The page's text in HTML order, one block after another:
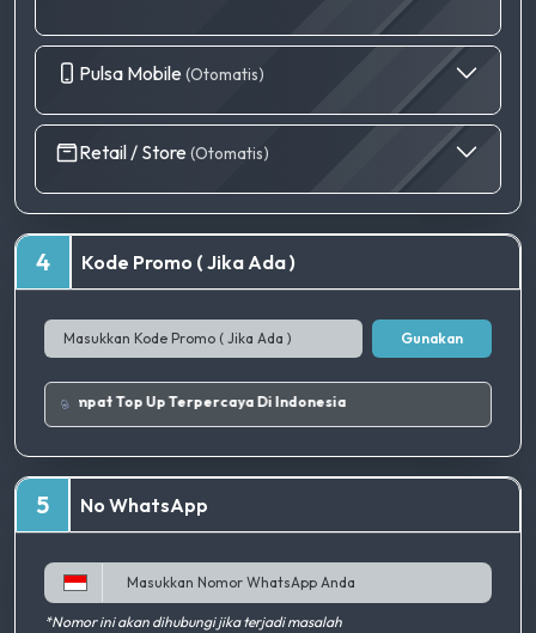
Pulsa Mobile (Otomatis)
Retail / Store (Otomatis)
4 Kode Promo ( Jika Ada )
Gunakan
Tempat Top Up Terpercaya Di Indonesia
5 No WhatsApp
*Nomor ini akan dihubungi jika terjadi masalah